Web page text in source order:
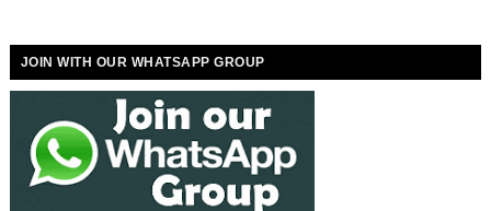
JOIN WITH OUR WHATSAPP GROUP